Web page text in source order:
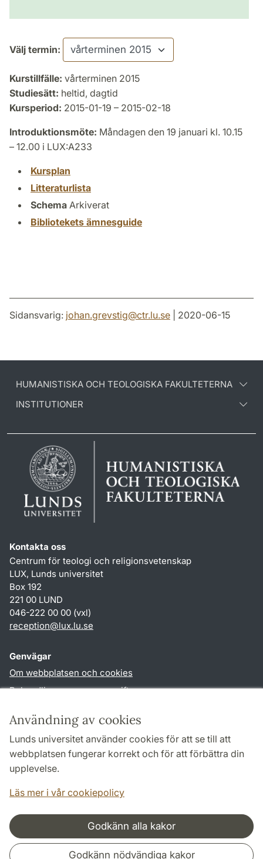
Användning av cookies
Lunds universitet använder cookies för att se till att
webbplatsen fungerar korrekt och för att förbättra din
upplevelse.
Läs mer i vår cookiepolicy
Godkänn alla kakor
Godkänn nödvändiga kakor
Välj termin:
Kurstillfälle: vårterminen 2015
Studiesätt: heltid, dagtid
Kursperiod: 2015-01-19 – 2015-02-18
Introduktionsmöte: Måndagen den 19 januari kl. 10.15
– 12.00 i LUX:A233
Kursplan
Litteraturlista
Schema Arkiverat
Bibliotekets ämnesguide
Sidansvarig: johan.grevstig@ctr.lu.se | 2020-06-15
HUMANISTISKA OCH TEOLOGISKA FAKULTETERNA
INSTITUTIONER
Kontakta oss
Centrum för teologi och religionsvetenskap
LUX, Lunds universitet
Box 192
221 00 LUND
046-222 00 00 (vxl)
reception@lux.lu.se
Genvägar
Om webbplatsen och cookies
Behandling av personuppgifter
TYPO3-login
Följ oss i sociala medier
Samarbeten och nätverk